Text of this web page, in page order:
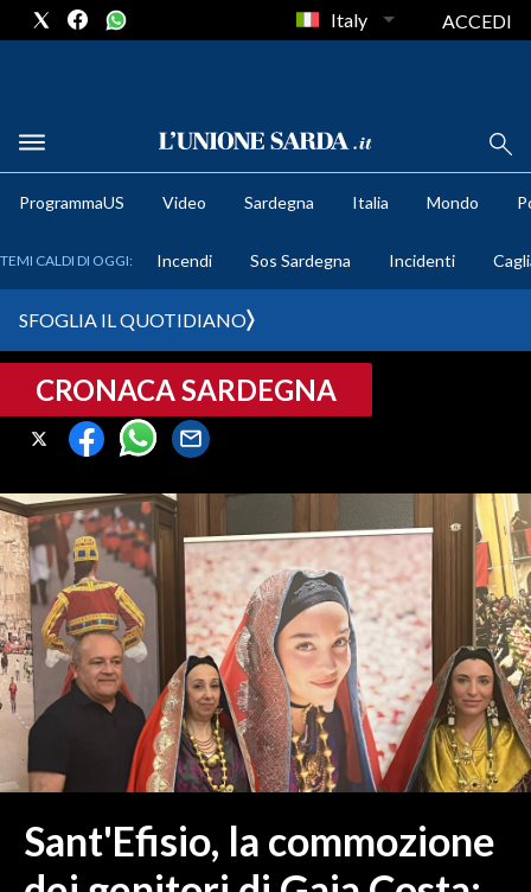
METEO
CRONACA SARDEGNA
CAGLIARI
SULCIS IGLESIENTE
MEDIO CAMPIDANO
ORISTANO E PROVINCIA
SASSARI E PROVINCIA
GALLURA
NUORO E PROVINCIA
OGLIASTRA
AGENDA
ITALIA
MONDO
Italy ACCEDI
ProgrammaUS Video Sardegna Italia Mondo
TEMI CALDI DI OGGI: Incendi Sos Sardegna Incidenti
SFOGLIA IL QUOTIDIANO
CRONACA SARDEGNA
Sant'Efisio, la commozione